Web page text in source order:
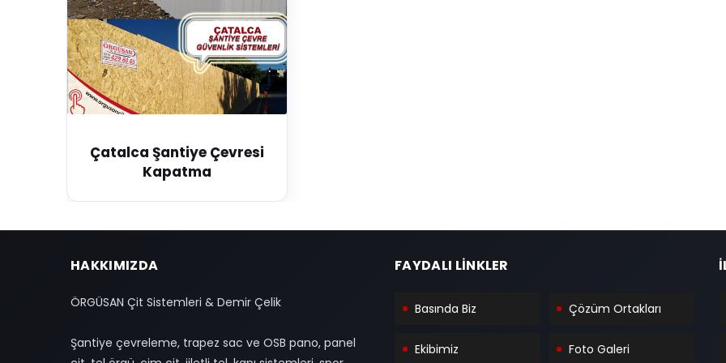
Çatalca Şantiye Çevresi
Kapatma
HAKKIMIZDA
ÖRGÜSAN Çit Sistemleri & Demir Çelik
Şantiye çevreleme, trapez sac ve OSB pano, panel
FAYDALI LİNKLER
Basında Biz Çözüm Ortakları
Ekibimiz Foto Galeri